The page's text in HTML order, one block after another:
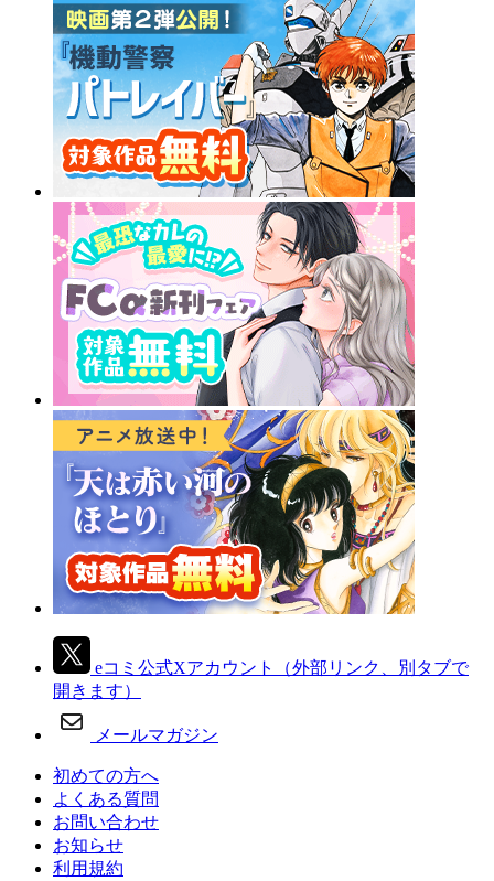
eコミ公式Xアカウント
（外部リンク、別タブで
開きます）
メールマガジン
初めての方へ
よくある質問
お問い合わせ
お知らせ
利用規約